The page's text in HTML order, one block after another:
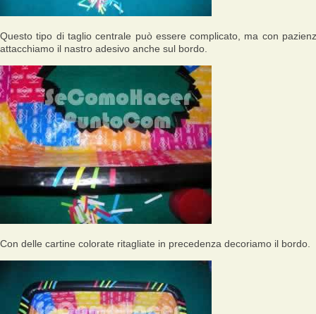
Questo tipo di taglio centrale può essere complicato, ma con
attacchiamo il nastro adesivo anche sul bordo.
Con delle cartine colorate ritagliate in precedenza decoriamo il bordo.